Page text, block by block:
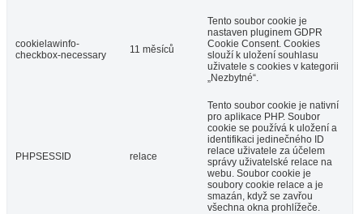
cookielawinfo-
checkbox-necessary
11 měsíců
Tento soubor cookie je
nastaven pluginem GDPR
Cookie Consent. Cookies
slouží k uložení souhlasu
uživatele s cookies v kategorii
„Nezbytné“.
PHPSESSID relace
Tento soubor cookie je nativní
pro aplikace PHP. Soubor
cookie se používá k uložení a
identifikaci jedinečného ID
relace uživatele za účelem
správy uživatelské relace na
webu. Soubor cookie je
soubory cookie relace a je
smazán, když se zavřou
všechna okna prohlížeče.